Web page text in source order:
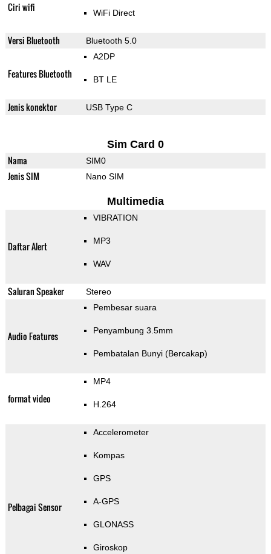
Ciri wifi WiFi Direct
Versi Bluetooth Bluetooth 5.0
Features Bluetooth
A2DP
BT LE
Jenis konektor USB Type C
Sim Card 0
Nama SIM0
Jenis SIM Nano SIM
Multimedia
Daftar Alert
VIBRATION
MP3
WAV
Saluran Speaker Stereo
Audio Features
Pembesar suara
Penyambung 3.5mm
Pembatalan Bunyi (Bercakap)
format video
MP4
H.264
Pelbagai Sensor
Accelerometer
Kompas
GPS
A-GPS
GLONASS
Giroskop